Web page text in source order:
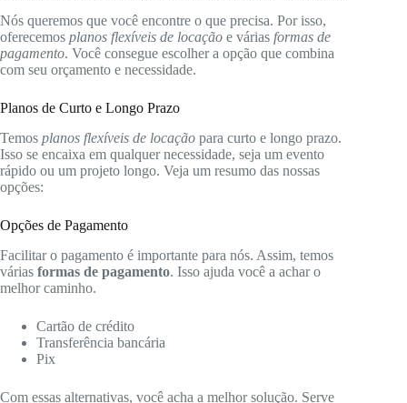
Nós queremos que você encontre o que precisa. Por isso,
oferecemos planos flexíveis de locação e várias formas de
pagamento. Você consegue escolher a opção que combina
com seu orçamento e necessidade.
Planos de Curto e Longo Prazo
Temos planos flexíveis de locação para curto e longo prazo.
Isso se encaixa em qualquer necessidade, seja um evento
rápido ou um projeto longo. Veja um resumo das nossas
opções:
Opções de Pagamento
Facilitar o pagamento é importante para nós. Assim, temos
várias formas de pagamento. Isso ajuda você a achar o
melhor caminho.
Cartão de crédito
Transferência bancária
Pix
Com essas alternativas, você acha a melhor solução. Serve